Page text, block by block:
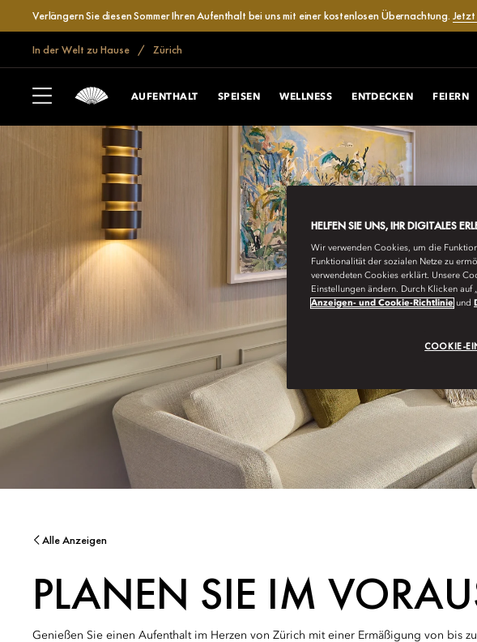
Verlängern Sie diesen Sommer Ihren Aufenthalt bei uns mit einer kostenlosen Übernachtung. Jetzt
In der Welt zu Hause Zürich
AUFENTHALT SPEISEN WELLNESS ENTDECKEN FEIERN
Alle Anzeigen
PLANEN SIE IM
Genießen Sie einen Aufenthalt im Herzen von Zürich mit einer Ermäßigung von bis
HELFEN SIE UNS, IHR DIGITALES
Wir verwenden Cookies, um die
Funktionalität der sozialen Netze zu
verwendeten Cookies erklärt. Unsere
Einstellungen ändern. Durch Klicken auf
Anzeigen- und Cookie-Richtlinie und
COOKIE-